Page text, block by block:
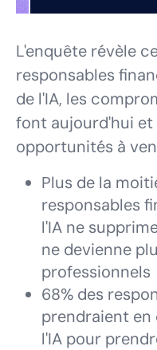
L'enquête révèle
responsables
de l'IA, les
font aujourd'hui et
opportunités à
Plus de la
responsables
l'IA ne
ne devienne
professionnels
68% des
prendraient en
l'IA pour